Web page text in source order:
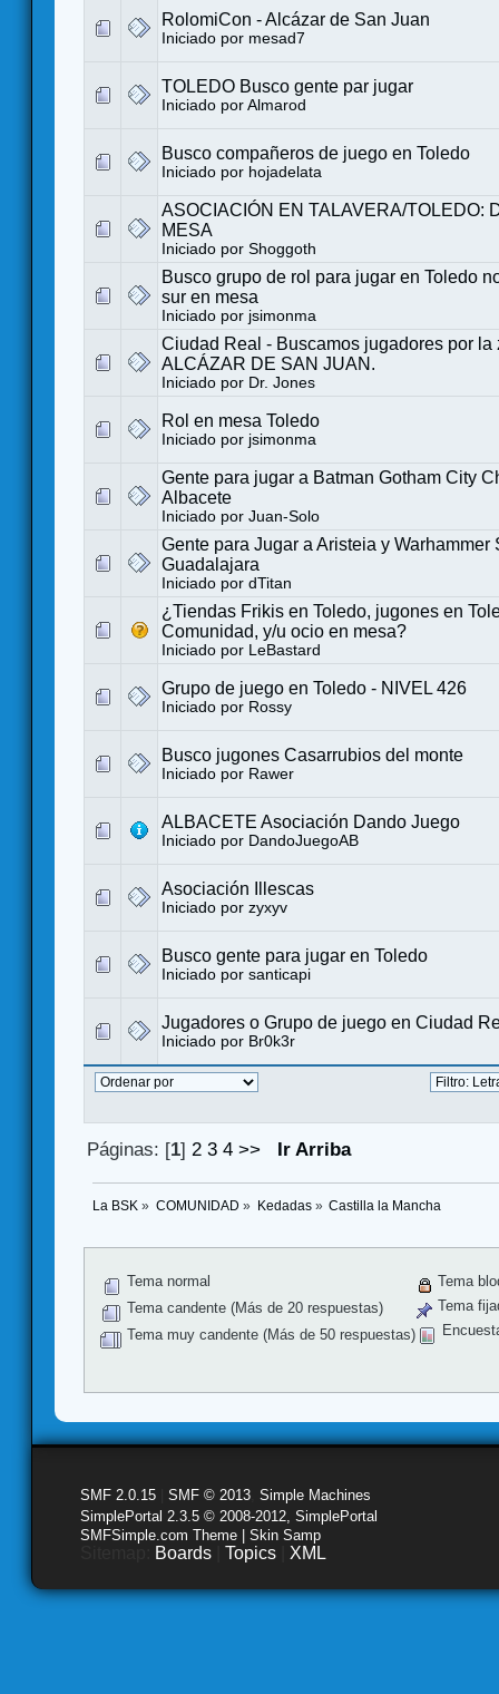
RolomiCon - Alcázar de San Juan
Iniciado por mesad7
TOLEDO Busco gente par jugar
Iniciado por Almarod
Busco compañeros de juego en Toledo
Iniciado por hojadelata
ASOCIACIÓN EN TALAVERA/TOLEDO:
MESA
Iniciado por Shoggoth
Busco grupo de rol para jugar en Toledo
sur en mesa
Iniciado por jsimonma
Ciudad Real - Buscamos jugadores por la
ALCÁZAR DE SAN JUAN.
Iniciado por Dr. Jones
Rol en mesa Toledo
Iniciado por jsimonma
Gente para jugar a Batman Gotham City
Albacete
Iniciado por Juan-Solo
Gente para Jugar a Aristeia y Warhammer
Guadalajara
Iniciado por dTitan
¿Tiendas Frikis en Toledo, jugones en
Comunidad, y/u ocio en mesa?
Iniciado por LeBastard
Grupo de juego en Toledo - NIVEL 426
Iniciado por Rossy
Busco jugones Casarrubios del monte
Iniciado por Rawer
ALBACETE Asociación Dando Juego
Iniciado por DandoJuegoAB
Asociación Illescas
Iniciado por zyxyv
Busco gente para jugar en Toledo
Iniciado por santicapi
Jugadores o Grupo de juego en Ciudad
Iniciado por Br0k3r
Páginas: [1] 2 3 4 >> Ir Arriba
La BSK » COMUNIDAD » Kedadas» Castilla la Mancha
Tema normal
Tema candente (Más de 20 respuestas)
Tema muy candente (Más de 50 respuestas)
Tema
Tema
SMF 2.0.15 SMF © 2013 Simple Machines
SimplePortal 2.3.5 © 2008-2012, SimplePortal
SMFSimple.com Theme | Skin Samp
Boards Topics XML